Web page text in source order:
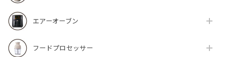
エアーオーブン
フードプロセッサー